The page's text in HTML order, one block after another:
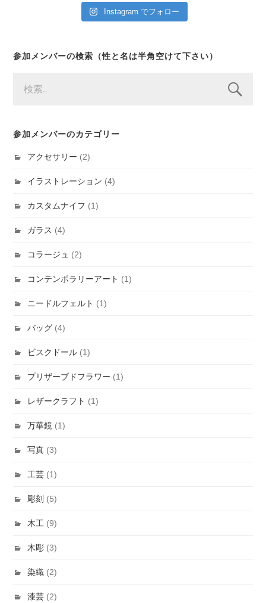
Instagram でフォロー
参加メンバーの検索（性と名は半角空けて下さい）
索:
参加メンバーのカテゴリー
アクセサリー (2)
イラストレーション (4)
カスタムナイフ (1)
ガラス (4)
コラージュ (2)
コンテンポラリーアート (1)
ニードルフェルト (1)
バッグ (4)
ビスクドール (1)
プリザーブドフラワー (1)
レザークラフト (1)
万華鏡 (1)
写真 (3)
工芸 (1)
彫刻 (5)
木工 (9)
木彫 (3)
染織 (2)
漆芸 (2)